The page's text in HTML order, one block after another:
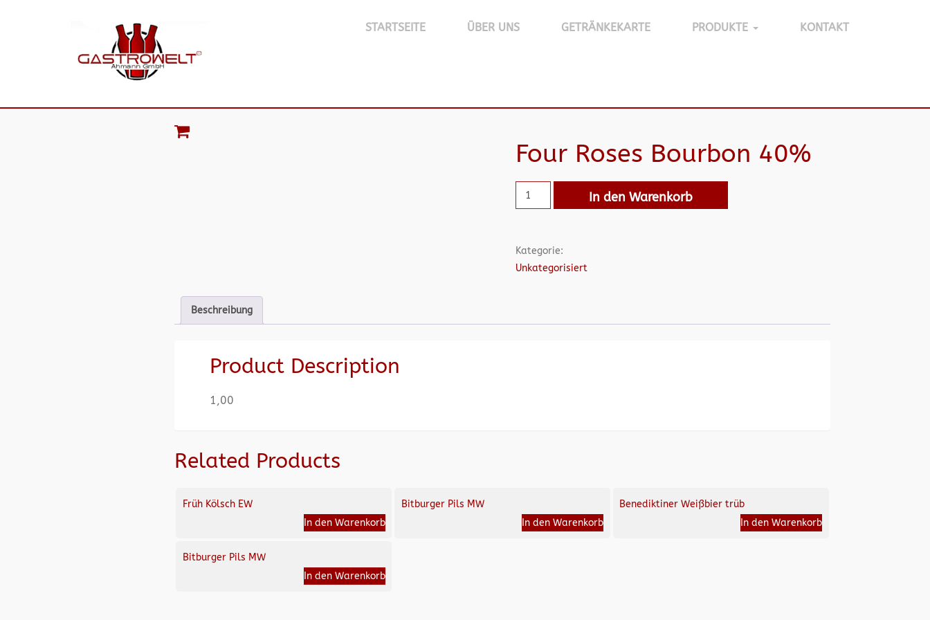
STARTSEITE ÜBER UNS GETRÄNKEKARTE PRODUKTE KONTAKT
Four Roses Bourbon 40%
In den Warenkorb
Kategorie:
Unkategorisiert
Beschreibung
Product Description
1,00
Related Products
Früh Kölsch EW
In den Warenkorb
Bitburger Pils MW
In den Warenkorb
Benediktiner Weißbier trüb
In den Warenkorb
Bitburger Pils MW
In den Warenkorb